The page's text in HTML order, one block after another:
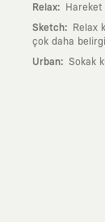
Relax:
Sketch:
Relax
çok daha
Urban: Sokak